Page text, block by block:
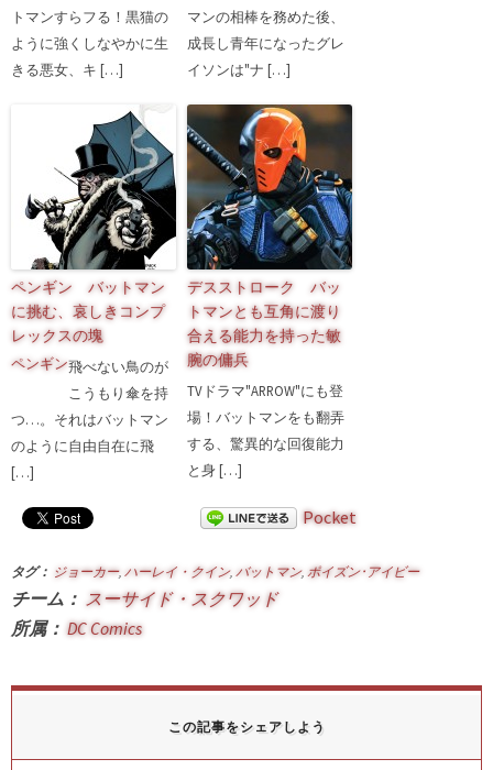
トマンすらフる！黒猫の
ように強くしなやかに生
きる悪女、キ […]
マンの相棒を務めた後、
成長し青年になったグレ
イソンは"ナ […]
ペンギン バットマン
に挑む、哀しきコンプ
レックスの塊
飛べない鳥の
ペンギン
が
こうもり傘を持
つ…。それはバットマン
のように自由自在に飛
[…]
デスストローク バッ
トマンとも互角に渡り
合える能力を持った敏
腕の傭兵
TVドラマ"ARROW"にも登
場！バットマンをも翻弄
する、驚異的な回復能力
と身 […]
Pocket
タグ： ジョーカー, ハーレイ・クイン, バットマン, ポイズン･アイビー
チーム： スーサイド・スクワッド
所属： DC Comics
この記事をシェアしよう